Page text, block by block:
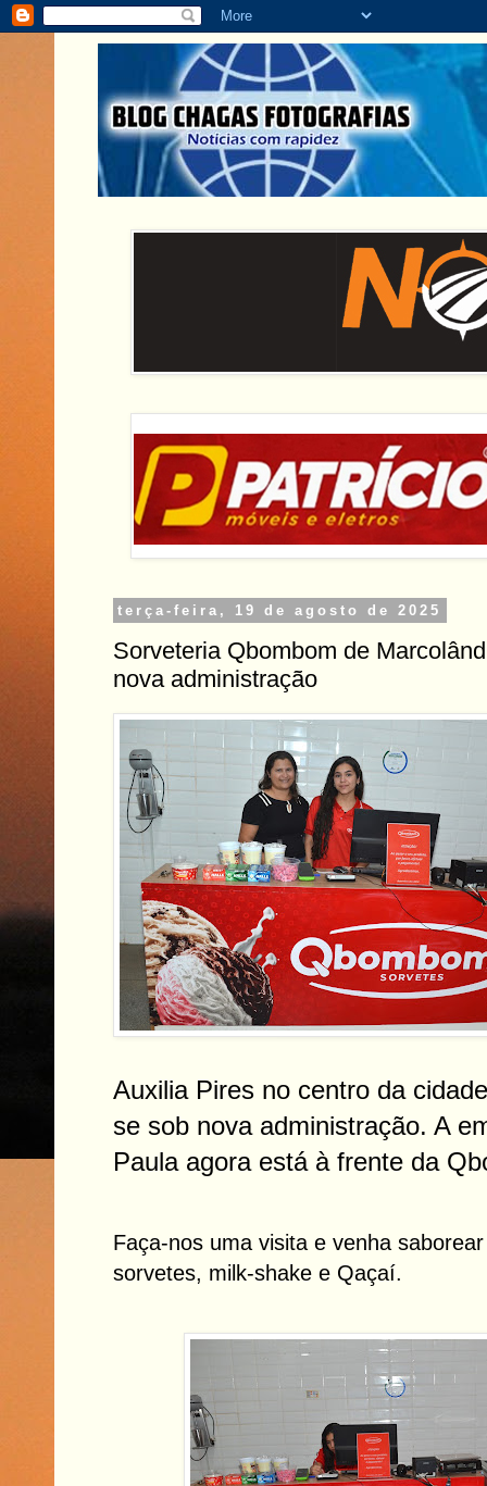
terça-feira, 19 de agosto de 2025
Sorveteria Qbombom de
nova administração
Auxilia Pires no centro da
se sob nova administração. A
Paula agora está à frente da
Faça-nos uma visita e venha
sorvetes, milk-shake e Qaçaí.